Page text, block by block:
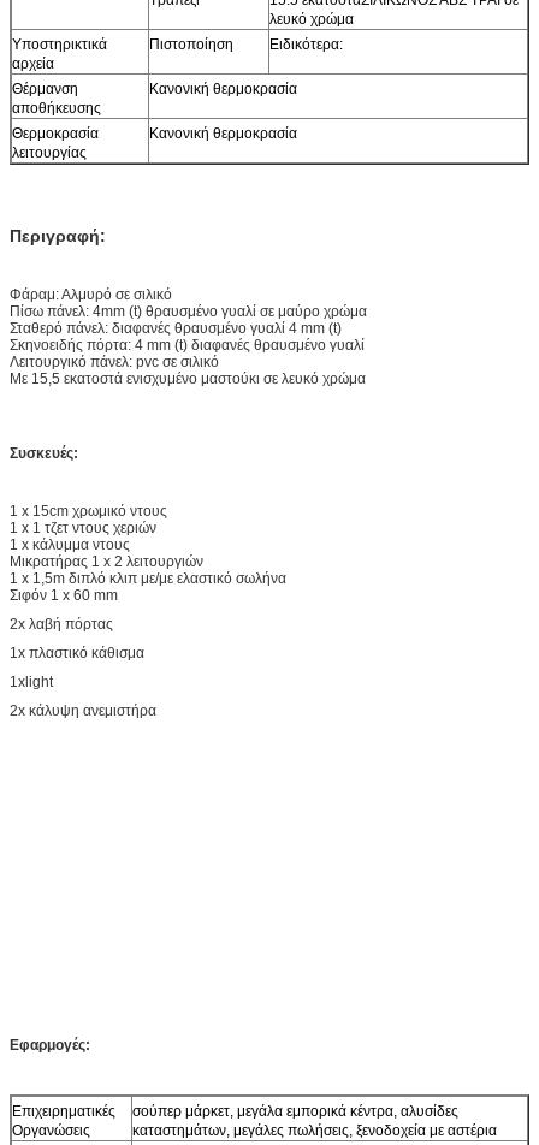
λευκό χρώμα
Υποστηρικτικά
αρχεία
Πιστοποίηση Ειδικότερα:
Θέρμανση
αποθήκευσης
Κανονική θερμοκρασία
Θερμοκρασία
λειτουργίας
Κανονική θερμοκρασία
Περιγραφή:
Φάραμ: Αλμυρό σε σιλικό
Πίσω πάνελ: 4mm (t) θραυσμένο γυαλί σε μαύρο χρώμα
Σταθερό πάνελ: διαφανές θραυσμένο γυαλί 4 mm (t)
Σκηνοειδής πόρτα: 4 mm (t) διαφανές θραυσμένο γυαλί
Λειτουργικό πάνελ: pvc σε σιλικό
Με 15,5 εκατοστά ενισχυμένο μαστούκι σε λευκό χρώμα
Συσκευές:
1 x 15cm χρωμικό ντους
1 x 1 τζετ ντους χεριών
1 x κάλυμμα ντους
Μικρατήρας 1 x 2 λειτουργιών
1 x 1,5m διπλό κλιπ με/με ελαστικό σωλήνα
Σιφόν 1 x 60 mm
2x λαβή πόρτας
1x πλαστικό κάθισμα
1xlight
2x κάλυψη ανεμιστήρα
Εφαρμογές:
Επιχειρηματικές
Οργανώσεις
σούπερ μάρκετ, μεγάλα εμπορικά κέντρα, αλυσίδες
καταστημάτων, μεγάλες πωλήσεις, ξενοδοχεία με αστέρια